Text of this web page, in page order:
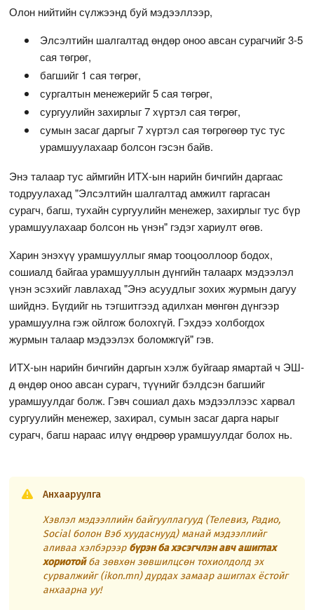
Олон нийтийн сүлжээнд буй мэдээллээр,
Элсэлтийн шалгалтад өндөр оноо авсан сурагчийг 3-5
сая төгрөг,
багшийг 1 сая төгрөг,
сургалтын менежерийг 5 сая төгрөг,
сургуулийн захирлыг 7 хүртэл сая төгрөг,
сумын засаг даргыг 7 хүртэл сая төгрөгөөр тус тус
урамшуулахаар болсон гэсэн байв.
Энэ талаар тус аймгийн ИТХ-ын нарийн бичгийн даргаас
тодруулахад "Элсэлтийн шалгалтад амжилт гаргасан
сурагч, багш, тухайн сургуулийн менежер, захирлыг тус бүр
урамшуулахаар болсон нь үнэн" гэдэг хариулт өгөв.
Харин энэхүү урамшууллыг ямар тооцооллоор бодох,
сошиалд байгаа урамшууллын дүнгийн талаарх мэдээлэл
үнэн эсэхийг лавлахад "Энэ асуудлыг зохих журмын дагуу
шийднэ. Бүгдийг нь тэгшитгээд адилхан мөнгөн дүнгээр
урамшуулна гэж ойлгож болохгүй. Гэхдээ холбогдох
журмын талаар мэдээлэх боломжгүй" гэв.
ИТХ-ын нарийн бичгийн даргын хэлж буйгаар ямартай ч ЭШ-
д өндөр оноо авсан сурагч, түүнийг бэлдсэн багшийг
урамшуулдаг болж. Гэвч сошиал дахь мэдээллээс харвал
сургуулийн менежер, захирал, сумын засаг дарга нарыг
сурагч, багш нараас илүү өндрөөр урамшуулдаг болох нь.
Анхааруулга
Хэвлэл мэдээллийн байгууллагууд (Телевиз, Радио,
Social болон Вэб хуудаснууд) манай мэдээллийг
аливаа хэлбэрээр бүрэн ба хэсэгчлэн авч ашиглах
хориотойба зөвхөн зөвшилцсөн тохиолдолд эх
сурвалжийг (ikon.mn) дурдах замаар ашиглах ёстойг
анхаарна уу!